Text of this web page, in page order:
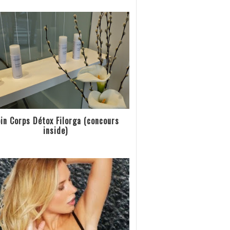
Corps Détox Filorga (concours
inside)